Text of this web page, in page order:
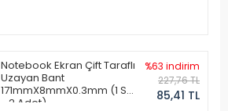
Notebook Ekran Çift Taraflı
Uzayan Bant
171mmX8mmX0.3mm (1 Set
- 2 Adet)
%63 indirim
227,76 TL
85,41 TL